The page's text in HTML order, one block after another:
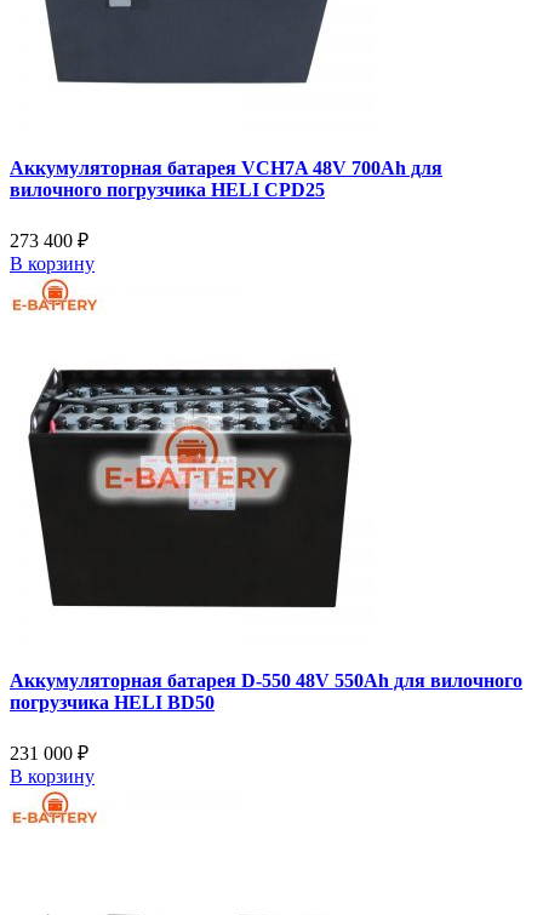
Аккумуляторная батарея VCH7A 48V 700Ah для
вилочного погрузчика HELI CPD25
273 400 ₽
В корзину
Аккумуляторная батарея D-550 48V 550Ah для вилочного
погрузчика HELI BD50
231 000 ₽
В корзину